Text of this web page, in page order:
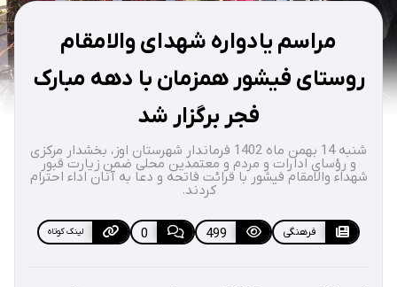
مراسم یادواره شهدای والامقام
روستای فیشور همزمان با دهه مبارک
فجر برگزار شد
شنبه 14 بهمن ماه 1402 فرماندار شهرستان اوز، بخشدار مرکزی
و رؤسای ادارات و مردم و معتمدین محلی ضمن زیارت قبور
شهداء والامقام فیشور با قرائت فاتحه و دعا به آنان اداء احترام
کردند.
فرهنگی 499
0 لینک کوتاه